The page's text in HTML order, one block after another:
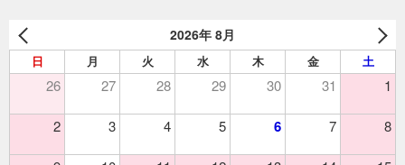
2026年 8月
日 月 火 水 木 金 土
26 27 28 29 30 31 1
2 3 4 5 6 7 8